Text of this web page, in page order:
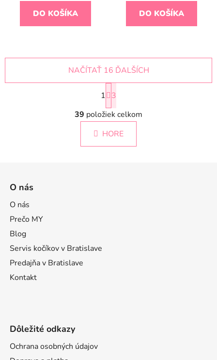
DO KOŠÍKA DO KOŠÍKA
O
v
l
á
d
NAČÍTAŤ 16 ĎALŠÍCH
S
t
r
á
n
k
1
3
39 položiek celkom
HORE
O nás
O nás
Prečo MY
Blog
Servis kočíkov v Bratislave
Predajňa v Bratislave
Kontakt
Dôležité odkazy
Ochrana osobných údajov